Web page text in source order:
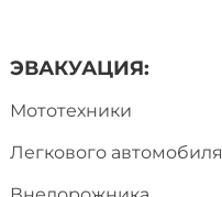
ЭВАКУАЦИЯ:
Мототехники
Легкового автомобиля